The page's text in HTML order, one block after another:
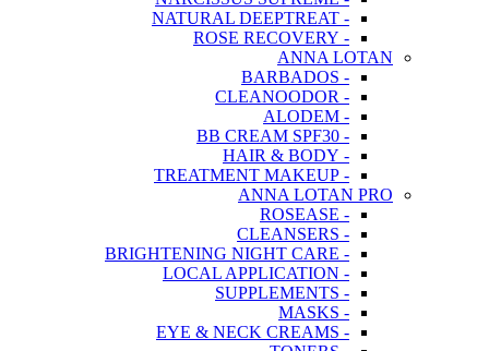
- NATURAL DEEPTREAT
- ROSE RECOVERY
ANNA LOTAN
- BARBADOS
- CLEANOODOR
- ALODEM
- BB CREAM SPF30
- HAIR & BODY
- TREATMENT MAKEUP
ANNA LOTAN PRO
- ROSEASE
- CLEANSERS
- BRIGHTENING NIGHT CARE
- LOCAL APPLICATION
- SUPPLEMENTS
- MASKS
- EYE & NECK CREAMS